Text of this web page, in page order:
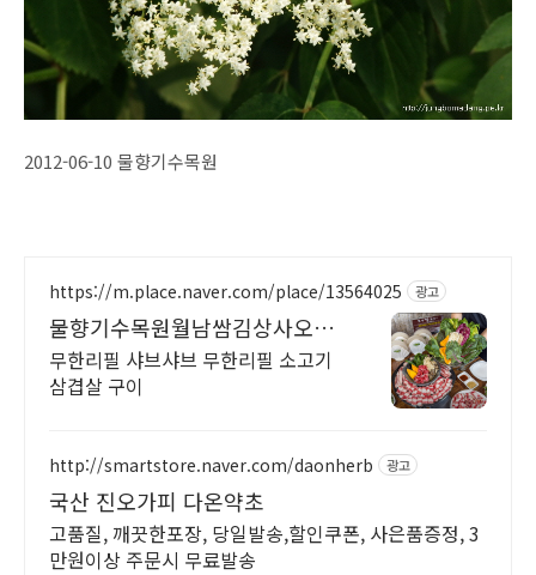
2012-06-10 물향기수목원
https://m.place.naver.com/place/13564025 광고
물향기수목원월남쌈김상사오산
점
무한리필 샤브샤브 무한리필 소고기
삼겹살 구이
http://smartstore.naver.com/daonherb 광고
국산 진오가피 다온약초
고품질, 깨끗한포장, 당일발송,할인쿠폰, 사은품증정, 3
만원이상 주문시 무료발송